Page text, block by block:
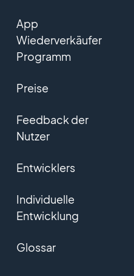
App
Wiederverkäufer
Programm
Preise
Feedback der
Nutzer
Entwicklers
Individuelle
Entwicklung
Glossar